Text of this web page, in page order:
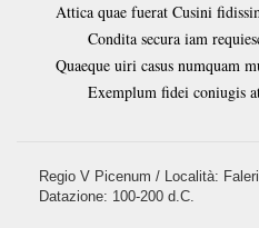
Attica quae fuerat Cusini
Condita secura iam
Quaeque uiri casus numquam
Exemplum fidei coniugis
Regio V Picenum / Località:
Datazione: 100-200 d.C.